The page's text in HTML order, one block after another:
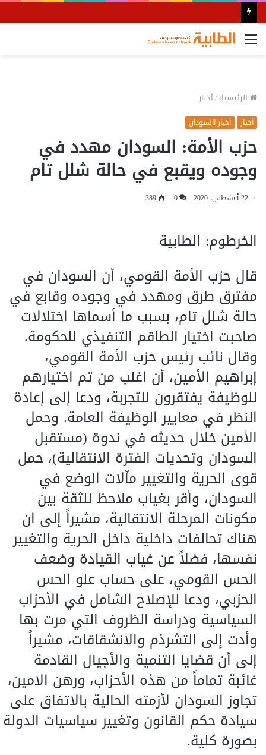
القائمة
الرئيسية/أخبار
أخبار أخبار االسودان
حزب الأمة: السودان مهدد في
وجوده ويقبع في حالة شلل تام
22 أغسطس، 2020 0
389
الخرطوم: الطابية
قال حزب الأمة القومي، أن السودان في
مفترق طرق ومهدد في وجوده وقابع في
حالة شلل تام، بسبب ما أسماها اختلالات
صاحبت اختيار الطاقم التنفيذي للحكومة.
وقال نائب رئيس حزب الأمة القومي،
إبراهيم الأمين، أن اغلب من تم اختيارهم
للوظيفة يفتقرون للتجربة، ودعا إلى إعادة
النظر في معايير الوظيفة العامة. وحمل
الأمين خلال حديثه في ندوة (مستقبل
السودان وتحديات الفترة الانتقالية)، حمل
قوى الحرية والتغيير مآلات الوضع في
السودان، وأقر بغياب ملاحظ للثقة بين
مكونات المرحلة الانتقالية، مشيراً إلى ان
هناك تحالفات داخلية داخل الحرية والتغيير
نفسها، فضلاً عن غياب القيادة وضعف
الحس القومي، على حساب علو الحس
الحزبي، ودعا للإصلاح الشامل في الأحزاب
السياسية ودراسة الظروف التي مرت بها
وأدت إلى التشرذم والانشقاقات، مشيراً
إلى أن قضايا التنمية والأجيال القادمة
غائبة تماماً من هذه الأحزاب، ورهن الامين،
تجاوز السودان لأزمته الحالية بالاتفاق على
سيادة حكم القانون وتغيير سياسيات الدولة
بصورة كلية.